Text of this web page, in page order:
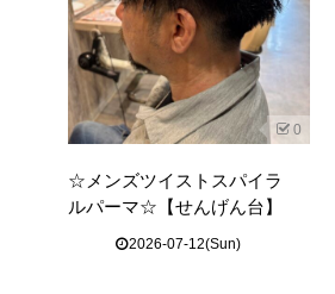
0
☆メンズツイストスパイラ
ルパーマ☆【せんげん台】
2026-07-12(Sun)